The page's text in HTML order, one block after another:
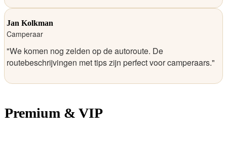
Jan Kolkman
Camperaar
"We komen nog zelden op de autoroute. De
routebeschrijvingen met tips zijn perfect voor camperaars."
Premium & VIP